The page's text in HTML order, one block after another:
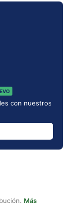
con nuestros
Más